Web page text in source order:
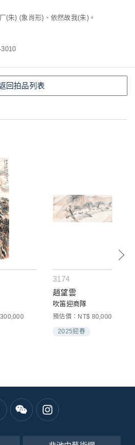
(朱) (象肖形)、依然故我(朱)。
回拍品列表
3174
趙望雲
吹笛迎商隊
預估價：NT$ 80,000-
2025迎春